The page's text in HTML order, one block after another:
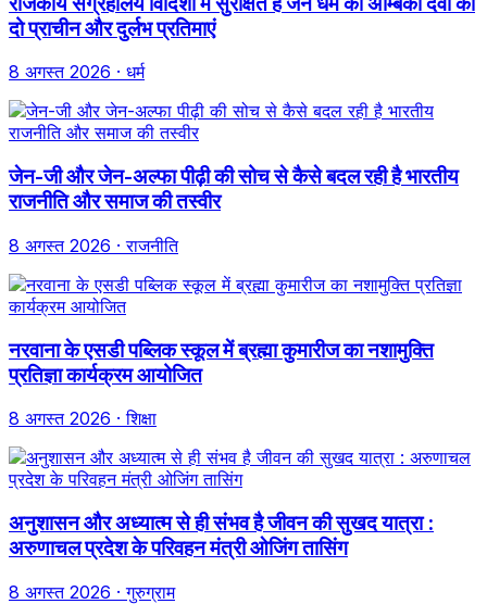
दो प्राचीन और दुर्लभ प्रतिमाएं
8 अगस्त 2026 · धर्म
जेन-जी और जेन-अल्फा पीढ़ी की सोच से कैसे बदल रही है भारतीय
राजनीति और समाज की तस्वीर
8 अगस्त 2026 · राजनीति
नरवाना के एसडी पब्लिक स्कूल में ब्रह्मा कुमारीज का नशामुक्ति
प्रतिज्ञा कार्यक्रम आयोजित
8 अगस्त 2026 · शिक्षा
अनुशासन और अध्यात्म से ही संभव है जीवन की सुखद यात्रा :
अरुणाचल प्रदेश के परिवहन मंत्री ओजिंग तासिंग
8 अगस्त 2026 · गुरुग्राम